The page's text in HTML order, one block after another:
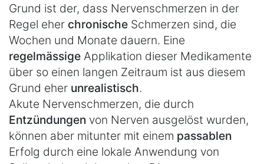
Grund ist der, dass Nervenschmerzen in der
Regel eher chronische Schmerzen sind, die
Wochen und Monate dauern. Eine
regelmässige Applikation dieser Medikamente
über so einen langen Zeitraum ist aus diesem
Grund eher unrealistisch.
Akute Nervenschmerzen, die durch
Entzündungen von Nerven ausgelöst wurden,
können aber mitunter mit einem passablen
Erfolg durch eine lokale Anwendung von